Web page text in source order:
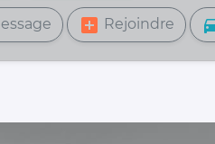
add_box Rejoindre